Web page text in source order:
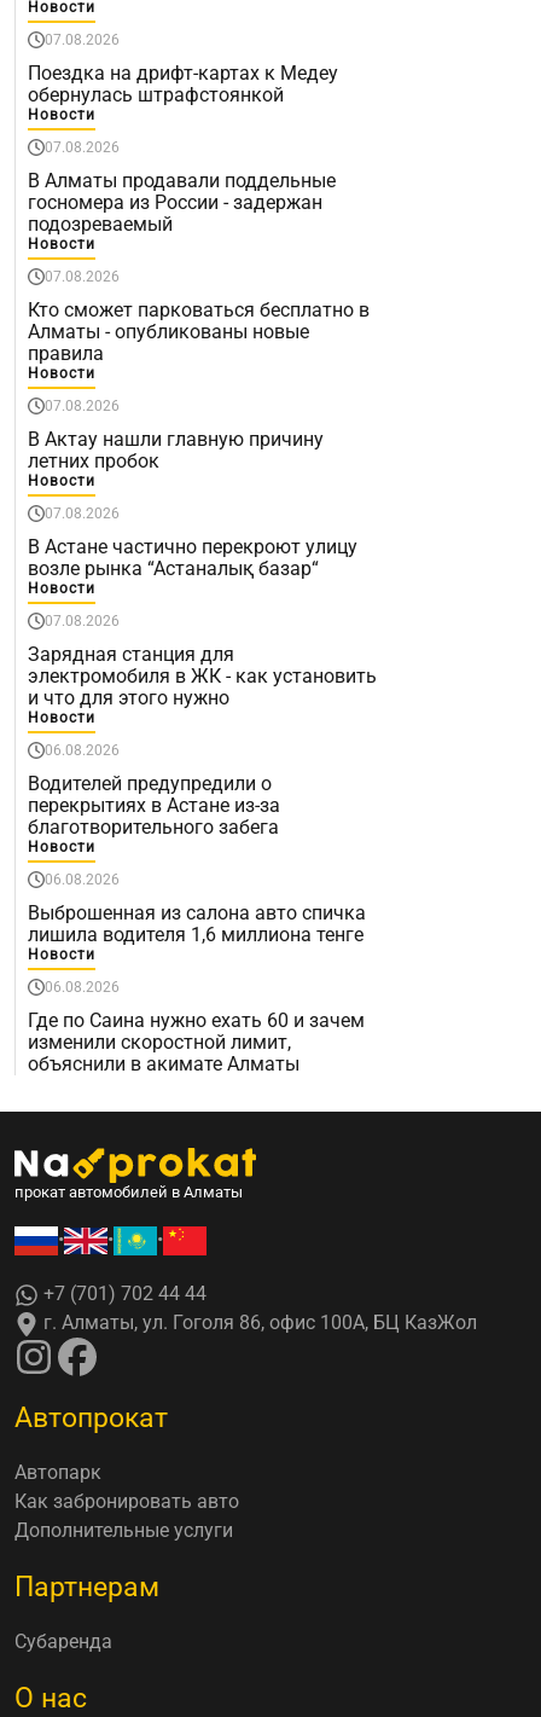
Новости
07.08.2026
Поездка на дрифт-картах к Медеу
обернулась штрафстоянкой
Новости
07.08.2026
В Алматы продавали поддельные
госномера из России - задержан
подозреваемый
Новости
07.08.2026
Кто сможет парковаться бесплатно в
Алматы - опубликованы новые
правила
Новости
07.08.2026
В Актау нашли главную причину
летних пробок
Новости
07.08.2026
В Астане частично перекроют улицу
возле рынка “Астаналық базар“
Новости
07.08.2026
Зарядная станция для
электромобиля в ЖК - как установить
и что для этого нужно
Новости
06.08.2026
Водителей предупредили о
перекрытиях в Астане из-за
благотворительного забега
Новости
06.08.2026
Выброшенная из салона авто спичка
лишила водителя 1,6 миллиона тенге
Новости
06.08.2026
Где по Саина нужно ехать 60 и зачем
изменили скоростной лимит,
объяснили в акимате Алматы
прокат автомобилей в Алматы
• • •
+7 (701) 702 44 44
г. Алматы, ул. Гоголя 86, офис 100А, БЦ КазЖол
Автопрокат
Автопарк
Как забронировать авто
Дополнительные услуги
Партнерам
Субаренда
О нас